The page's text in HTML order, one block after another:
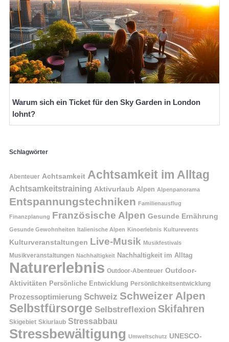
Warum sich ein Ticket für den Sky Garden in London
lohnt?
Schlagwörter
Abenteuer Achtsamkeit Achtsamkeit im Alltag
Achtsamkeitstraining Aktivurlaub Alpen Alpenpanorama
Entspannungstechniken Familienausflug
Finanzplanung Französische Alpen Gesunde Ernährung
Gesunde Gewohnheiten Italienische Alpen Kinoerlebnis Kulturevents
Kulturveranstaltungen Live-Musik Musikfestivals
Musikveranstaltungen Nachhaltigkeit Nachhaltigkeit im Alltag
Naturerlebnis Outdoor-Abenteuer Outdoor-
Aktivitäten Persönliche Entwicklung Persönlichkeitsentwicklung
Prozessoptimierung Schweiz Schweizer Alpen
Selbstfürsorge Selbstreflexion Skifahren
Skigebiet Skiurlaub Stressabbau
Stressbewältigung Umweltschutz UNESCO-